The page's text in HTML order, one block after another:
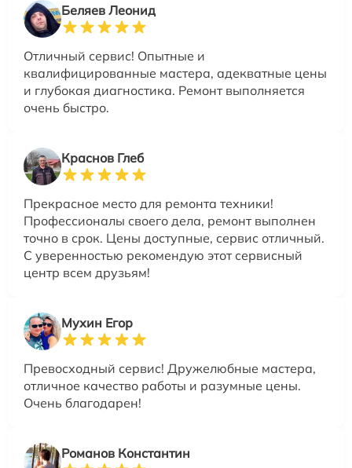
Беляев Леонид
Отличный сервис! Опытные и
квалифицированные мастера, адекватные цены
и глубокая диагностика. Ремонт выполняется
очень быстро.
Краснов Глеб
Прекрасное место для ремонта техники!
Профессионалы своего дела, ремонт выполнен
точно в срок. Цены доступные, сервис отличный.
С уверенностью рекомендую этот сервисный
центр всем друзьям!
Мухин Егор
Превосходный сервис! Дружелюбные мастера,
отличное качество работы и разумные цены.
Очень благодарен!
Романов Константин